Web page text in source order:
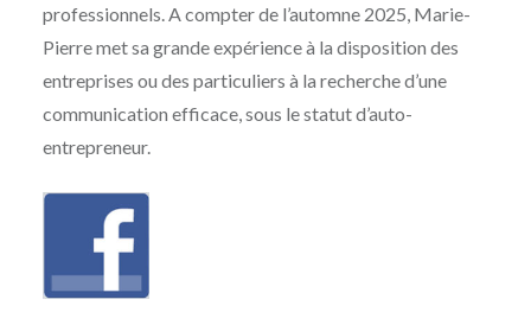
professionnels. A compter de l’automne 2025, Marie-
Pierre met sa grande expérience à la disposition des
entreprises ou des particuliers à la recherche d’une
communication efficace, sous le statut d’auto-
entrepreneur.